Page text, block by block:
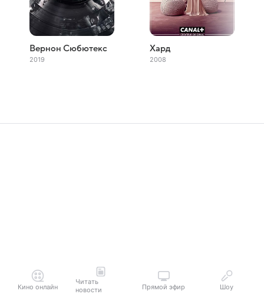
Вернон Сюбютекс
2019
Хард
2008
Кино онлайн
Читать
новости
Прямой эфир Шоу